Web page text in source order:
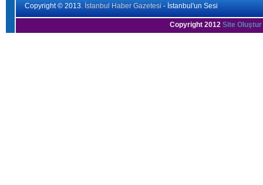
Copyright © 2013. İstanbul Haber Gazetesi - İstanbul'un Sesi
Copyright 2012 Site Oluştur